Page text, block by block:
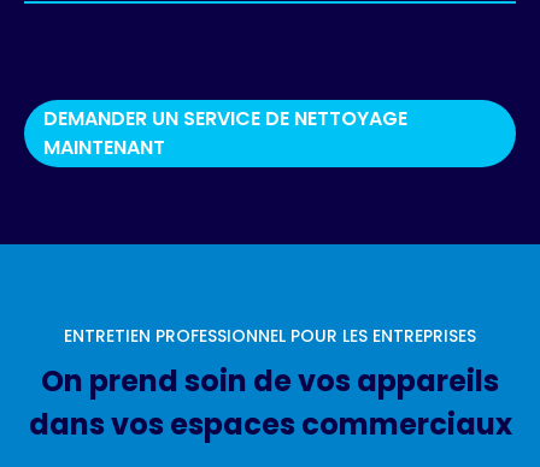
DEMANDER UN SERVICE DE NETTOYAGE
MAINTENANT
ENTRETIEN PROFESSIONNEL POUR LES ENTREPRISES
On prend soin de vos appareils
dans vos espaces commerciaux